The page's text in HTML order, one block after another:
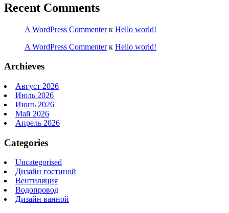
Recent Comments
A WordPress Commenterк Hello world!
A WordPress Commenterк Hello world!
Archieves
Август 2026
Июль 2026
Июнь 2026
Май 2026
Апрель 2026
Categories
Uncategorised
Дизайн гостиной
Вентиляция
Водопровод
Дизайн ванной